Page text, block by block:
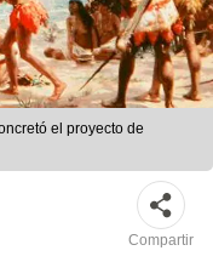
el proyecto de
Compartir